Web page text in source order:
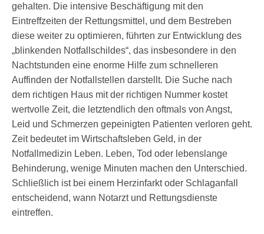
gehalten. Die intensive Beschäftigung mit den
Eintreffzeiten der Rettungsmittel, und dem Bestreben
diese weiter zu optimieren, führten zur Entwicklung des
„blinkenden Notfallschildes“, das insbesondere in den
Nachtstunden eine enorme Hilfe zum schnelleren
Auffinden der Notfallstellen darstellt. Die Suche nach
dem richtigen Haus mit der richtigen Nummer kostet
wertvolle Zeit, die letztendlich den oftmals von Angst,
Leid und Schmerzen gepeinigten Patienten verloren geht.
Zeit bedeutet im Wirtschaftsleben Geld, in der
Notfallmedizin Leben. Leben, Tod oder lebenslange
Behinderung, wenige Minuten machen den Unterschied.
Schließlich ist bei einem Herzinfarkt oder Schlaganfall
entscheidend, wann Notarzt und Rettungsdienste
eintreffen.